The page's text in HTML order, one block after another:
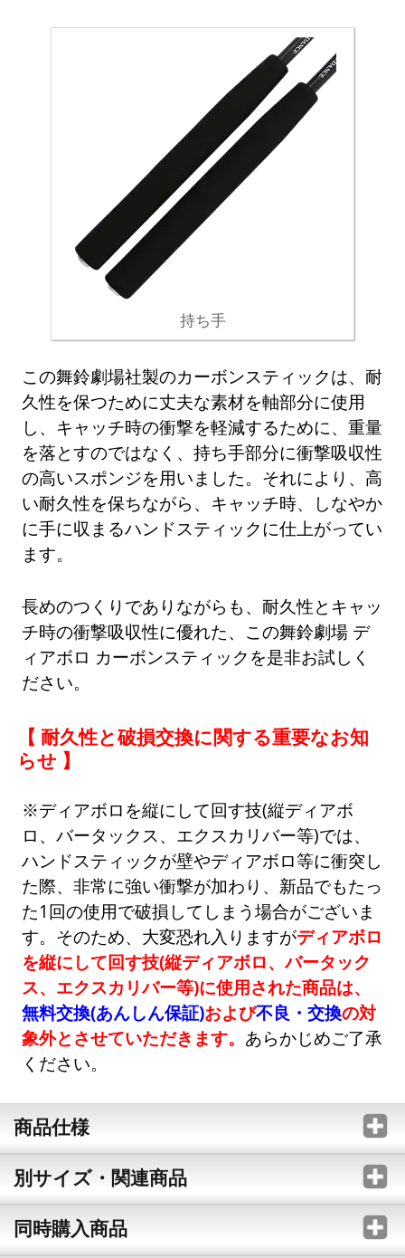
持ち手
この舞鈴劇場社製のカーボンスティックは、耐
久性を保つために丈夫な素材を軸部分に使用
し、キャッチ時の衝撃を軽減するために、重量
を落とすのではなく、持ち手部分に衝撃吸収性
の高いスポンジを用いました。それにより、高
い耐久性を保ちながら、キャッチ時、しなやか
に手に収まるハンドスティックに仕上がってい
ます。
長めのつくりでありながらも、耐久性とキャッ
チ時の衝撃吸収性に優れた、この舞鈴劇場 デ
ィアボロ カーボンスティックを是非お試しく
ださい。
【 耐久性と破損交換に関する重要なお知
らせ 】
※ディアボロを縦にして回す技(縦ディアボ
ロ、バータックス、エクスカリバー等)では、
ハンドスティックが壁やディアボロ等に衝突し
た際、非常に強い衝撃が加わり、新品でもたっ
た1回の使用で破損してしまう場合がございま
す。そのため、大変恐れ入りますがディアボロ
を縦にして回す技(縦ディアボロ、バータック
ス、エクスカリバー等)に使用された商品は、
無料交換(あんしん保証)および不良・交換の対
象外とさせていただきます。 あらかじめご了承
ください。
商品仕様
別サイズ・関連商品
同時購入商品